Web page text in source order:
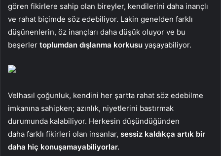
gören fikirlere sahip olan bireyler, kendilerini daha inançlı
ve rahat biçimde söz edebiliyor. Lakin genelden farklı
düşünenlerin, öz inançları daha düşük oluyor ve bu
beşerler toplumdan dışlanma korkusu yaşayabiliyor.
Velhasıl çoğunluk, kendini her şartta rahat söz edebilme
imkanına sahipken; azınlık, niyetlerini bastırmak
durumunda kalabiliyor. Herkesin düşündüğünden
daha farklı fikirleri olan insanlar, sessiz kaldıkça artık bir
daha hiç konuşamayabiliyorlar.